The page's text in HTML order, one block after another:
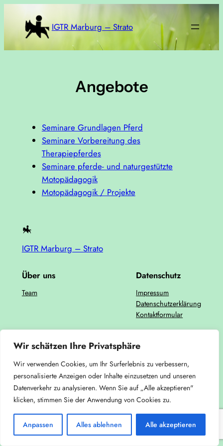
Wir schätzen Ihre Privatsphäre
Wir verwenden Cookies, um Ihr Surferlebnis zu verbessern,
personalisierte Anzeigen oder Inhalte einzusetzen und unseren
Datenverkehr zu analysieren. Wenn Sie auf „Alle akzeptieren"
klicken, stimmen Sie der Anwendung von Cookies zu.
Anpassen Alles ablehnen Alle akzeptieren
springen
IGTR Marburg – Strato
Angebote
Seminare Grundlagen Pferd
Seminare Vorbereitung des
Therapiepferdes
Seminare pferde- und naturgestützte
Motopädagogik
Motopädagogik / Projekte
IGTR Marburg – Strato
Über uns
Team
Datenschutz
Impressum
Datenschutzerklärung
Kontaktformular